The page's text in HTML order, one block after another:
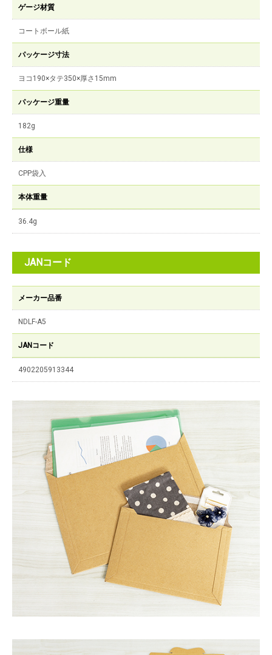
ゲージ材質
コートボール紙
パッケージ寸法
ヨコ190×タテ350×厚さ15mm
パッケージ重量
182g
仕様
CPP袋入
本体重量
36.4g
JANコード
メーカー品番
NDLF-A5
JANコード
4902205913344